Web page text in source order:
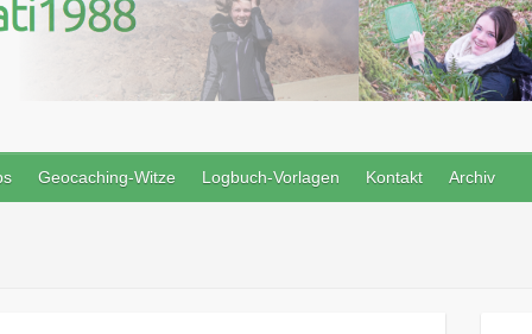
Geocaching-Witze Logbuch-Vorlagen Kontakt Archiv